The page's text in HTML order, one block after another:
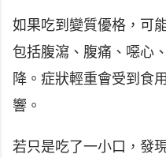
如果吃到變質優格，可
包括腹瀉、腹痛、噁心
降。症狀輕重會受到食
響。
若只是吃了一小口，發